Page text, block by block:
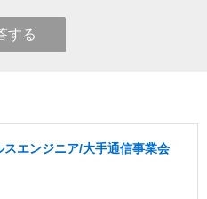
する
エンジニア/大手通信事業会